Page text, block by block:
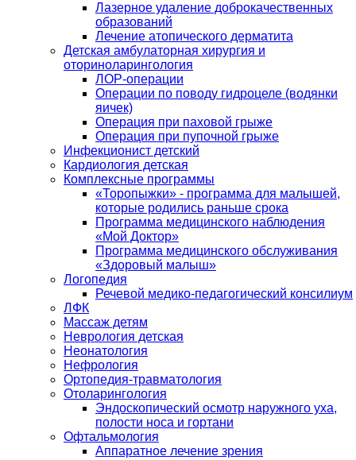
Лазерное удаление доброкачественных
образований
Лечение атопического дерматита
Детская амбулаторная хирургия и
оториноларингология
ЛОР-операции
Операции по поводу гидроцеле (водянки
яичек)
Операция при паховой грыже
Операция при пупочной грыже
Инфекционист детский
Кардиология детская
Комплексные программы
«Торопыжки» - программа для малышей,
которые родились раньше срока
Программа медицинского наблюдения
«Мой Доктор»
Программа медицинского обслуживания
«Здоровый малыш»
Логопедия
Речевой медико-педагогический консилиум
ЛФК
Массаж детям
Неврология детская
Неонатология
Нефрология
Ортопедия-травматология
Отоларингология
Эндоскопический осмотр наружного уха,
полости носа и гортани
Офтальмология
Аппаратное лечение зрения